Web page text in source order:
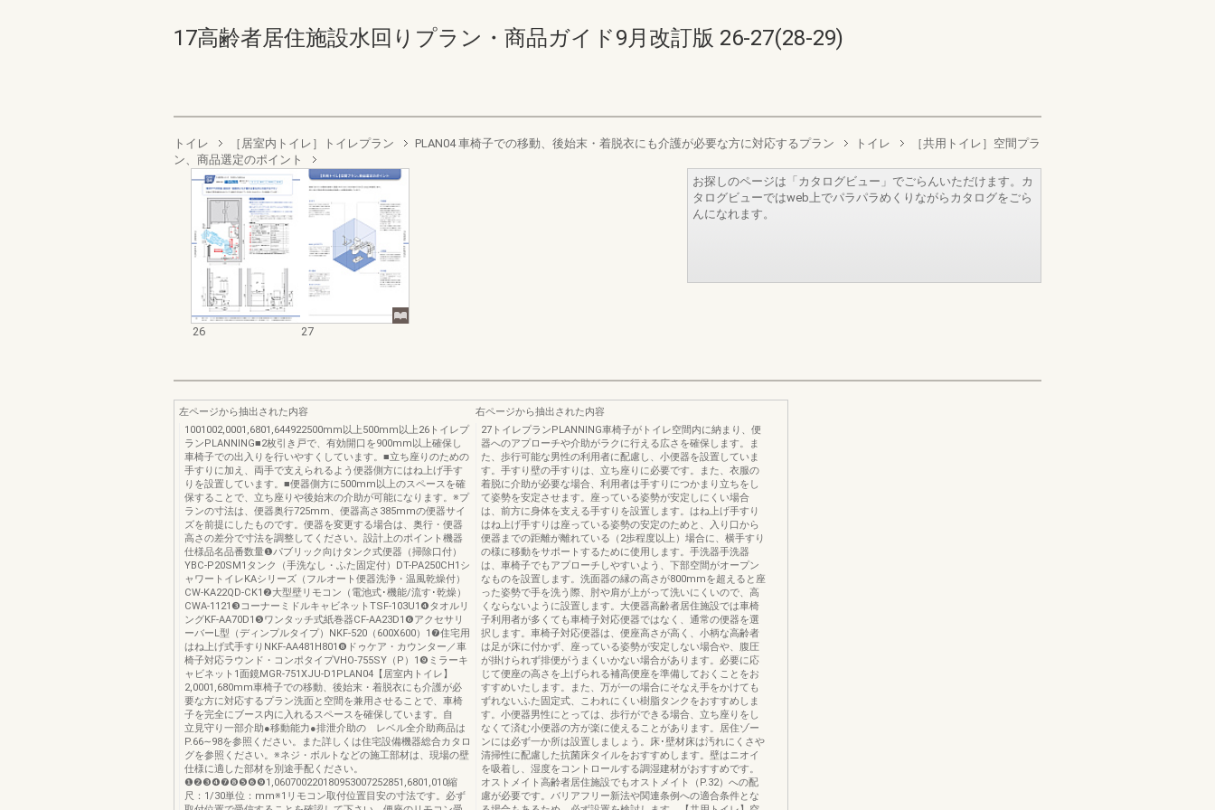
17高齢者居住施設水回りプラン・商品ガイド9月改訂版 26-27(28-29)
トイレ ［居室内トイレ］トイレプラン PLAN04 車椅子での移動、後始末・着脱衣にも介護が必要な方に対応するプラン トイレ
［共用トイレ］空間プラ
ン、商品選定のポイント
26 27
お探しのページは「カタログビュー」でごらんいただけます。カ
タログビューではweb上でパラパラめくりながらカタログをごら
んになれます。
左ページから抽出された内容
1001002,0001,6801,644922500mm以上500mm以上26トイレプ
ランPLANNING■2枚引き戸で、有効開口を900mm以上確保し
車椅子での出入りを行いやすくしています。■立ち座りのための
手すりに加え、両手で支えられるよう便器側方にはね上げ手す
りを設置しています。■便器側方に500mm以上のスペースを確
保することで、立ち座りや後始末の介助が可能になります。※プ
ランの寸法は、便器奥行725mm、便器高さ385mmの便器サイ
ズを前提にしたものです。便器を変更する場合は、奥行・便器
高さの差分で寸法を調整してください。設計上のポイント機器
仕様品名品番数量❶パブリック向けタンク式便器（掃除口付）
YBC-P20SM1タンク（手洗なし・ふた固定付）DT-PA250CH1シ
ャワートイレKAシリーズ（フルオート便器洗浄・温風乾燥付）
CW-KA22QD-CK1❷大型壁リモコン（電池式･機能/流す･乾燥）
CWA-1121❸コーナーミドルキャビネットTSF-103U1❹タオルリ
ングKF-AA70D1❺ワンタッチ式紙巻器CF-AA23D1❻アクセサリ
ーバーL型（ディンプルタイプ）NKF-520（600X600）1❼住宅用
はね上げ式手すりNKF-AA481H801❽ドゥケア・カウンター／車
椅子対応ラウンド・コンポタイプVHO-755SY（P）1❾ミラーキ
ャビネット1面鏡MGR-751XJU-D1PLAN04【居室内トイレ】
2,0001,680mm車椅子での移動、後始末・着脱衣にも介護が必
要な方に対応するプラン洗面と空間を兼用させることで、車椅
子を完全にブース内に入れるスペースを確保しています。自
立見守り一部介助●移動能力●排泄介助の レベル全介助商品は
P.66∼98を参照ください。また詳しくは住宅設備機器総合カタロ
グを参照ください。※ネジ・ボルトなどの施工部材は、現場の壁
仕様に適した部材を別途手配ください。
❶❷❸❹❼❽❺❻❾1,060700220180953007252851,6801,010縮
尺：1/30単位：mm※1リモコン取付位置目安の寸法です。必ず
右ページから抽出された内容
27トイレプランPLANNING車椅子がトイレ空間内に納まり、便
器へのアプローチや介助がラクに行える広さを確保します。ま
た、歩行可能な男性の利用者に配慮し、小便器を設置していま
す。手すり壁の手すりは、立ち座りに必要です。また、衣服の
着脱に介助が必要な場合、利用者は手すりにつかまり立ちをし
て姿勢を安定させます。座っている姿勢が安定しにくい場合
は、前方に身体を支える手すりを設置します。はね上げ手すり
はね上げ手すりは座っている姿勢の安定のためと、入り口から
便器までの距離が離れている（2歩程度以上）場合に、横手すり
の様に移動をサポートするために使用します。手洗器手洗器
は、車椅子でもアプローチしやすいよう、下部空間がオープン
なものを設置します。洗面器の縁の高さが800mmを超えると座
った姿勢で手を洗う際、肘や肩が上がって洗いにくいので、高
くならないように設置します。大便器高齢者居住施設では車椅
子利用者が多くても車椅子対応便器ではなく、通常の便器を選
択します。車椅子対応便器は、便座高さが高く、小柄な高齢者
は足が床に付かず、座っている姿勢が安定しない場合や、腹圧
が掛けられず排便がうまくいかない場合があります。必要に応
じて便座の高さを上げられる補高便座を準備しておくことをお
すすめいたします。また、万が一の場合にそなえ手をかけても
ずれないふた固定式、こわれにくい樹脂タンクをおすすめしま
す。小便器男性にとっては、歩行ができる場合、立ち座りをし
なくて済む小便器の方が楽に使えることがあります。居住ゾー
ンには必ず一か所は設置しましょう。床･壁材床は汚れにくさや
清掃性に配慮した抗菌床タイルをおすすめします。壁はニオイ
を吸着し、湿度をコントロールする調湿建材がおすすめです。
オストメイト高齢者居住施設でもオストメイト（P.32）への配
慮が必要です。バリアフリー新法や関連条例への適合条件とな